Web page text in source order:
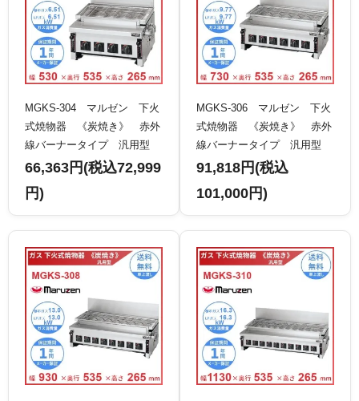
MGKS-304 マルゼン 下火
式焼物器 《炭焼き》 赤外
線バーナータイプ 汎用型
クリーブランド
66,363円(税込72,999
円)
MGKS-306 マルゼン 下火
式焼物器 《炭焼き》 赤外
線バーナータイプ 汎用型
クリーブランド
91,818円(税込
101,000円)